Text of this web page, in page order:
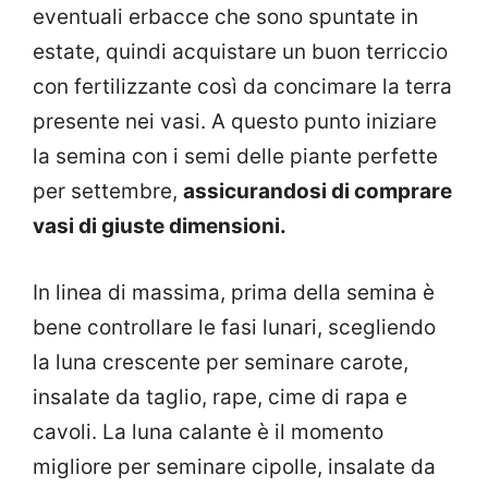
eventuali erbacce che sono spuntate in
estate, quindi acquistare un buon terriccio
con fertilizzante così da concimare la terra
presente nei vasi. A questo punto iniziare
la semina con i semi delle piante perfette
per settembre, assicurandosi di comprare
vasi di giuste dimensioni.
In linea di massima, prima della semina è
bene controllare le fasi lunari, scegliendo
la luna crescente per seminare carote,
insalate da taglio, rape, cime di rapa e
cavoli. La luna calante è il momento
migliore per seminare cipolle, insalate da